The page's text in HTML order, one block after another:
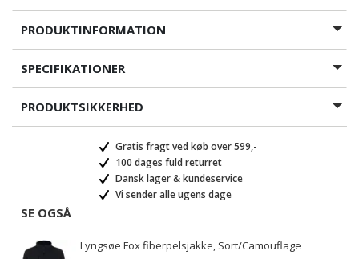
PRODUKTINFORMATION
SPECIFIKATIONER
PRODUKTSIKKERHED
Gratis fragt ved køb over 599,-
100 dages fuld returret
Dansk lager & kundeservice
Vi sender alle ugens dage
SE OGSÅ
Lyngsøe Fox fiberpelsjakke, Sort/Camouflage